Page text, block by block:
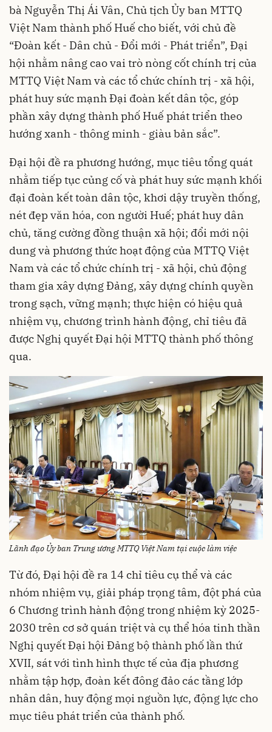
bà Nguyễn Thị Ái Vân, Chủ tịch Ủy ban MTTQ
Việt Nam thành phố Huế cho biết, với chủ đề
“Đoàn kết - Dân chủ - Đổi mới - Phát triển”, Đại
hội nhằm nâng cao vai trò nòng cốt chính trị của
MTTQ Việt Nam và các tổ chức chính trị - xã hội,
phát huy sức mạnh Đại đoàn kết dân tộc, góp
phần xây dựng thành phố Huế phát triển theo
hướng xanh - thông minh - giàu bản sắc”.
Đại hội đề ra phương hướng, mục tiêu tổng quát
nhằm tiếp tục củng cố và phát huy sức mạnh khối
đại đoàn kết toàn dân tộc, khơi dậy truyền thống,
nét đẹp văn hóa, con người Huế; phát huy dân
chủ, tăng cường đồng thuận xã hội; đổi mới nội
dung và phương thức hoạt động của MTTQ Việt
Nam và các tổ chức chính trị - xã hội, chủ động
tham gia xây dựng Đảng, xây dựng chính quyền
trong sạch, vững mạnh; thực hiện có hiệu quả
nhiệm vụ, chương trình hành động, chỉ tiêu đã
được Nghị quyết Đại hội MTTQ thành phố thông
qua.
Lãnh đạo Ủy ban Trung ương MTTQ Việt Nam tại cuộc làm việc
Từ đó, Đại hội đề ra 14 chỉ tiêu cụ thể và các
nhóm nhiệm vụ, giải pháp trọng tâm, đột phá của
6 Chương trình hành động trong nhiệm kỳ 2025-
2030 trên cơ sở quán triệt và cụ thể hóa tinh thần
Nghị quyết Đại hội Đảng bộ thành phố lần thứ
XVII, sát với tình hình thực tế của địa phương
nhằm tập hợp, đoàn kết đông đảo các tầng lớp
nhân dân, huy động mọi nguồn lực, động lực cho
mục tiêu phát triển của thành phố.